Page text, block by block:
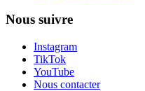
Nous suivre
Instagram
TikTok
YouTube
Nous contacter